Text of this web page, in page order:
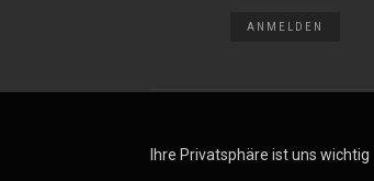
ANMELDEN
Ihre Privatsphäre ist uns wichtig